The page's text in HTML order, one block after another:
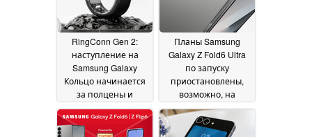
RingConn Gen 2:
наступление на
Samsung Galaxy
Кольцо начинается
за полцены и
поставляется с
функцией
обнаружения апноэ
Планы Samsung
Galaxy Z Fold6 Ultra
по запуску
приостановлены,
возможно, на
неопределенный
срок11 July 2024